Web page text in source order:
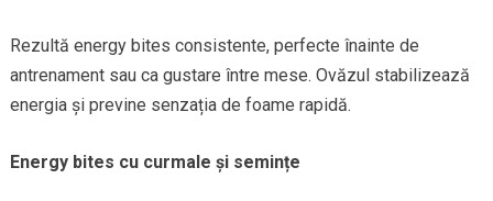
Rezultă energy bites consistente, perfecte înainte de
antrenament sau ca gustare între mese. Ovăzul stabilizează
energia și previne senzația de foame rapidă.
Energy bites cu curmale și semințe